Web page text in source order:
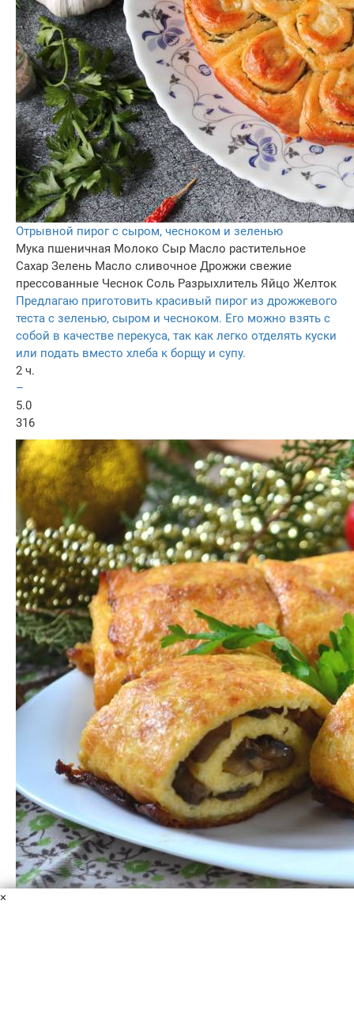
Отрывной пирог с сыром, чесноком и зеленью
Мука пшеничная Молоко Сыр Масло растительное
Сахар Зелень Масло сливочнoe Дрожжи свежие
прессованные Чеснок Соль Разрыхлитель Яйцo Желток
Предлагаю приготовить красивый пирог из дрожжевого
теста с зеленью, сыром и чесноком. Его можно взять с
собой в качестве перекуса, так как легко отделять куски
или подать вместо хлеба к борщу и супу.
2 ч.
–
5.0
316
×